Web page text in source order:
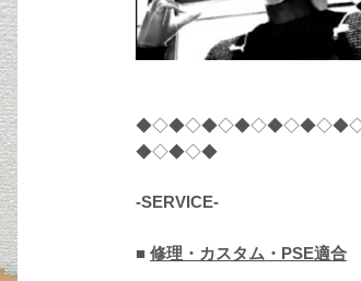
◆◇◆◇◆
-SERVICE-
■ 修理・カスタム・PSE適合